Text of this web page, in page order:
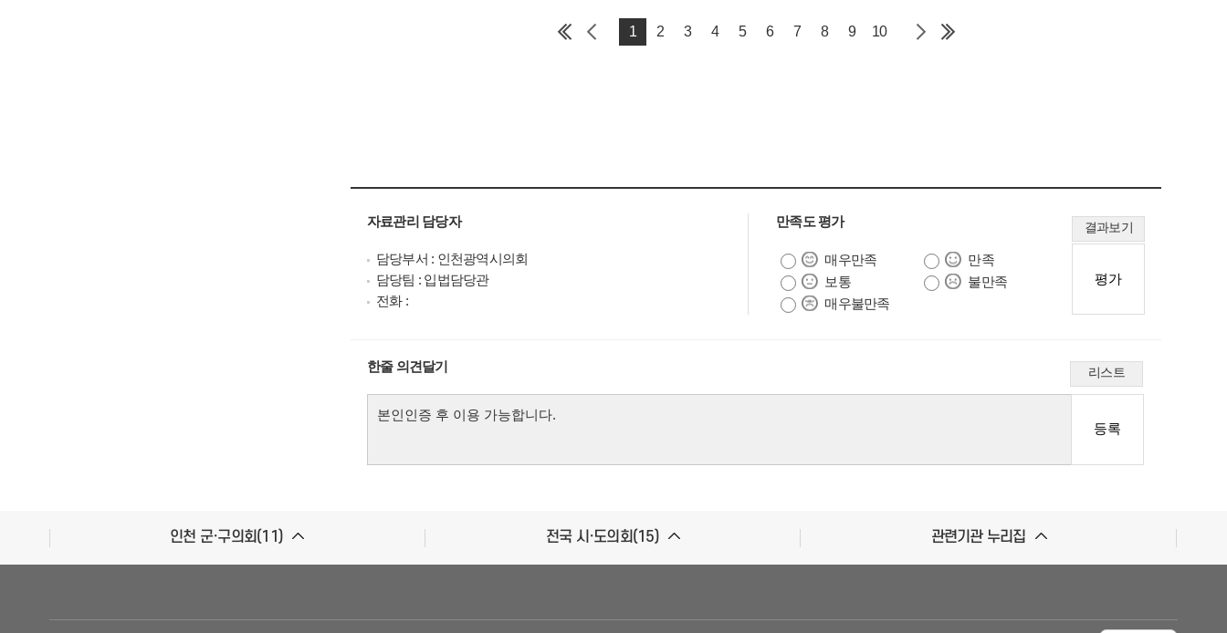
1 2 3 4 5 6 7 8 9 10
자료관리 담당자
담당부서 : 인천광역시의회
담당팀 : 입법담당관
전화 :
만족도 평가 결과보기
매우만족
만족
보통
불만족
매우불만족
한줄 의견달기 리스트
인천 군·구의회(11) 전국 시·도의회(15) 관련기관 누리집